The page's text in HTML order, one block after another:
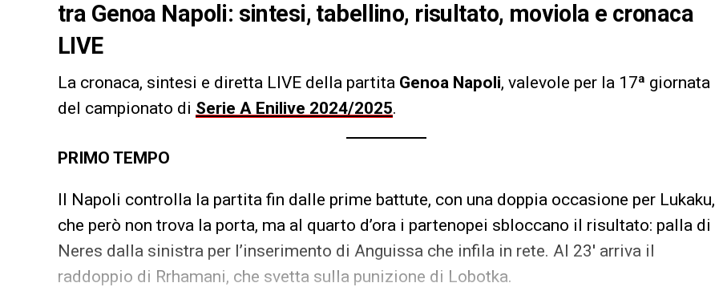
tra Genoa Napoli: sintesi, tabellino, risultato, moviola e cronaca
LIVE
La cronaca, sintesi e diretta LIVE della partita Genoa Napoli, valevole per la 17ª giornata
del campionato di Serie A Enilive 2024/2025.
PRIMO TEMPO
Il Napoli controlla la partita fin dalle prime battute, con una doppia occasione per Lukaku,
che però non trova la porta, ma al quarto d’ora i partenopei sbloccano il risultato: palla di
Neres dalla sinistra per l’inserimento di Anguissa che infila in rete. Al 23′ arriva il
raddoppio di Rrhamani, che svetta sulla punizione di Lobotka.